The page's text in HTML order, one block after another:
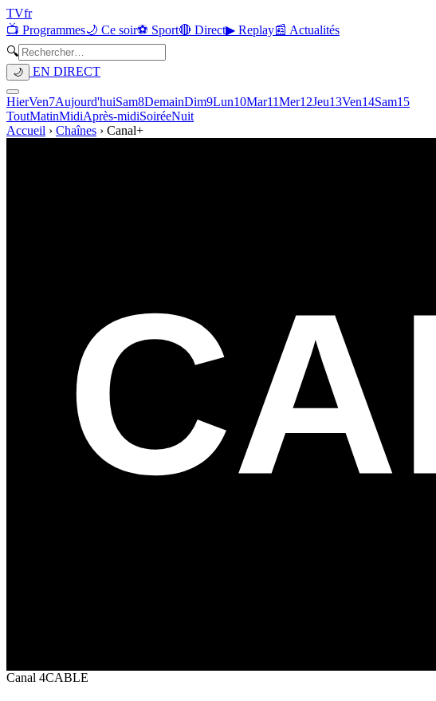
TVfr
📺 Programmes🌙 Ce soir⚽ Sport🔴 Direct▶ Replay📰 Actualités
🔍
🌙 EN DIRECT
HierVen7Aujourd'huiSam8DemainDim9Lun10Mar11Mer12Jeu13Ven14Sam15
ToutMatinMidiAprès-midiSoiréeNuit
Accueil › Chaînes › Canal+
Canal 4CABLE